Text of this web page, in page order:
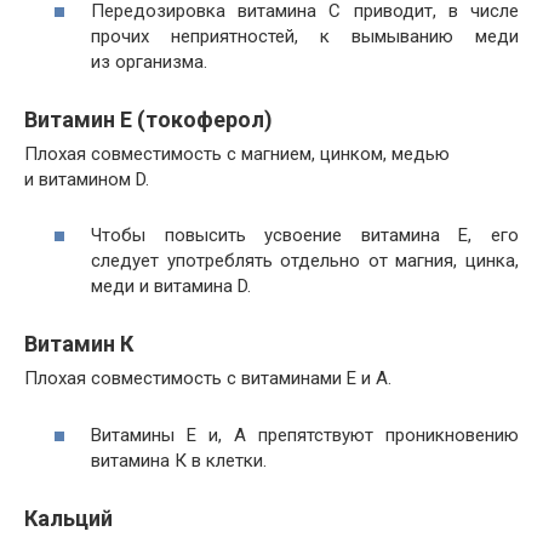
Передозировка витамина С приводит, в числе
прочих неприятностей, к вымыванию меди
из организма.
Витамин E (токоферол)
Плохая совместимость с магнием, цинком, медью
и витамином D.
Чтобы повысить усвоение витамина Е, его
следует употреблять отдельно от магния, цинка,
меди и витамина D.
Витамин К
Плохая совместимость с витаминами Е и А.
Витамины Е и, А препятствуют проникновению
витамина К в клетки.
Кальций